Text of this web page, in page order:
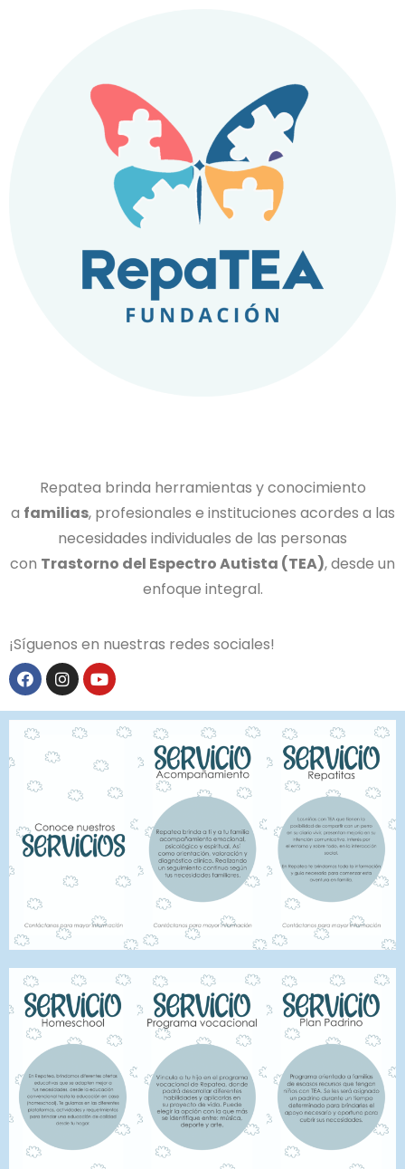
Repatea brinda herramientas y conocimiento
a familias, profesionales e instituciones acordes a las
necesidades individuales de las personas
con Trastorno del Espectro Autista (TEA), desde un
enfoque integral.
¡Síguenos en nuestras redes sociales!